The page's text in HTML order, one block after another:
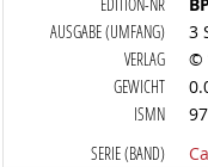
AUSGABE (UMFANG)
3
VERLAG
©
GEWICHT
ISMN
SERIE (BAND)